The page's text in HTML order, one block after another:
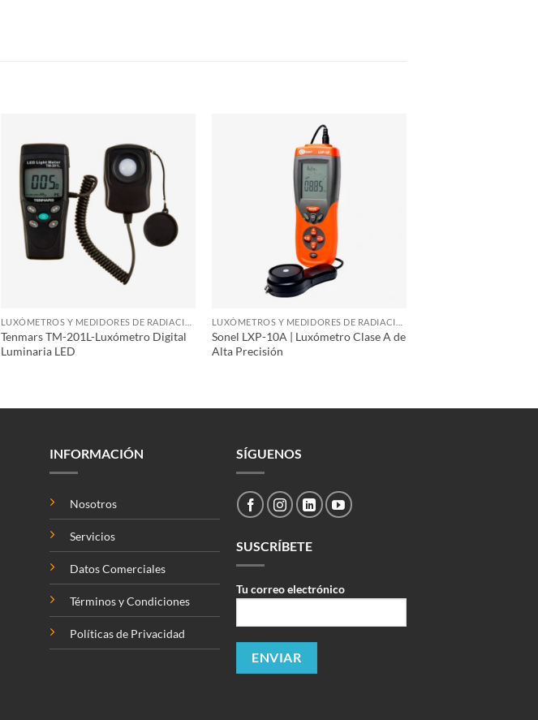
Tenmars TM-201L-Luxómetro Digital
Luminaria LED
Sonel LXP-10A | Luxómetro Clase A de
Alta Precisión
INFORMACIÓN
Nosotros
Servicios
Datos Comerciales
Términos y Condiciones
Políticas de Privacidad
SÍGUENOS
SUSCRÍBETE
Tu correo electrónico